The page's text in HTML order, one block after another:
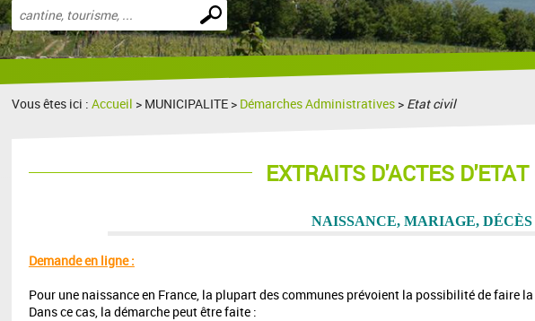
Effectuer
une
recherche
Vous êtes ici :Accueil > MUNICIPALITE > Démarches Administratives > Etat civil
EXTRAITS D'ACTES
NAISSANCE, MARIAGE, DÉCÈS
Demande en ligne :
Pour une naissance en France, la plupart des communes prévoient la possibilité de faire la
Dans ce cas, la démarche peut être faite :